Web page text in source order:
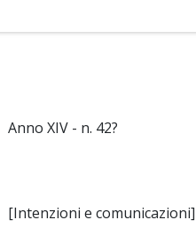
Anno XIV - n. 42?
[Intenzioni e comunicazioni]